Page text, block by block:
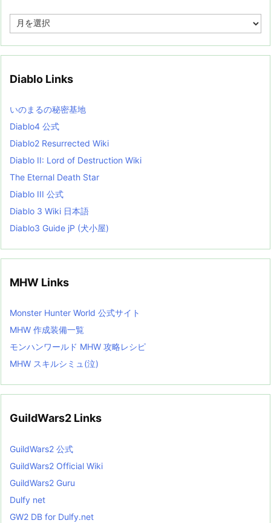
e
i
s
t
Diablo Links
いのまるの秘密基地
Diablo4 公式
Diablo2 Resurrected Wiki
Diablo II: Lord of Destruction Wiki
The Eternal Death Star
Diablo III 公式
Diablo 3 Wiki 日本語
Diablo3 Guide jP (犬小屋)
MHW Links
Monster Hunter World 公式サイト
MHW 作成装備一覧
モンハンワールド MHW 攻略レシピ
MHW スキルシミュ(泣)
GuildWars2 Links
GuildWars2 公式
GuildWars2 Official Wiki
GuildWars2 Guru
Dulfy net
GW2 DB for Dulfy.net